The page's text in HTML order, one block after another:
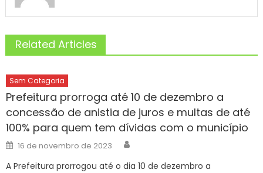
Related Articles
Sem Categoria
Prefeitura prorroga até 10 de dezembro a
concessão de anistia de juros e multas de até
100% para quem tem dívidas com o município
Posted
on
16 de novembro de 2023
A Prefeitura prorrogou até o dia 10 de dezembro a